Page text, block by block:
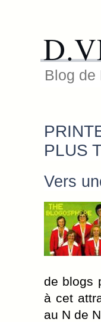
Blog de
PLUS
Vers
de blogs
à cet
au N de